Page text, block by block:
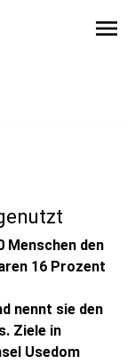
menu
Menschen den
16 Prozent
nennt sie den
Ziele in
Usedom